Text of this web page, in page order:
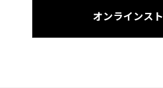
オンラインス